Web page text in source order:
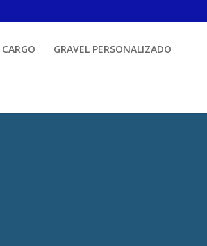
CARGO GRAVEL PERSONALIZADO